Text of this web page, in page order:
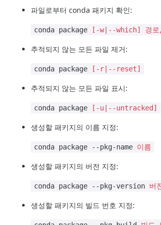
파일로부터 conda 패키지 확인:
conda package [-w|--which] 경
추적되지 않는 모든 파일 제거:
conda package [-r|--reset]
추적되지 않는 모든 파일 표시:
conda package [-u|--untracked]
생성할 패키지의 이름 지정:
conda package --pkg-name 이름
생성할 패키지의 버전 지정:
conda package --pkg-version 버
생성할 패키지의 빌드 번호 지정: